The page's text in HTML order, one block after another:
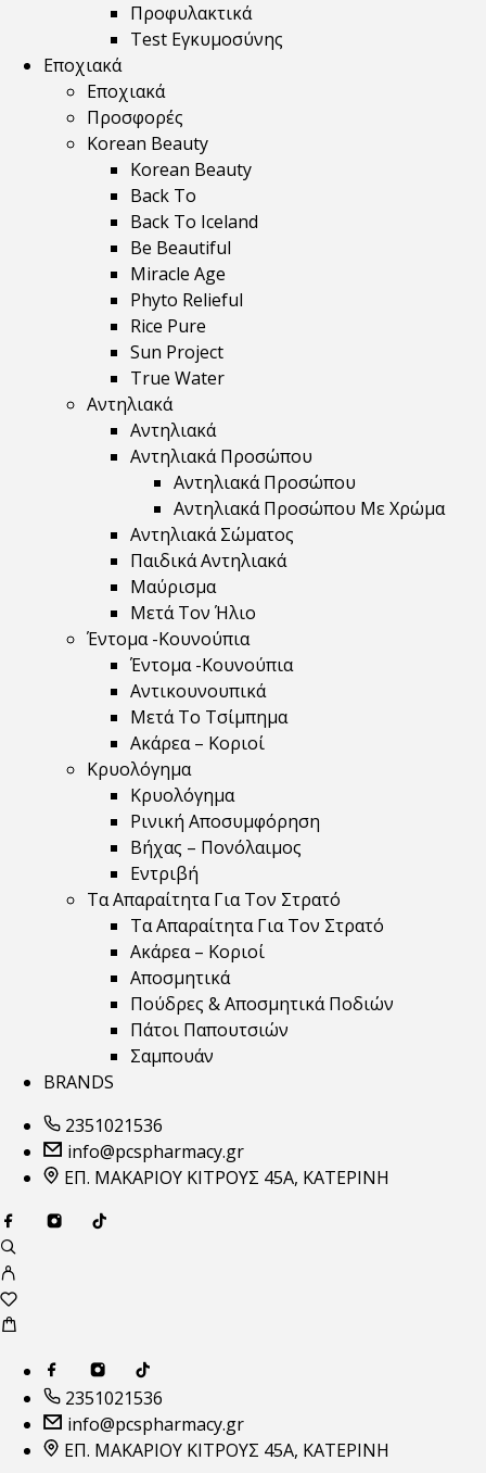
Προφυλακτικά
Test Εγκυμοσύνης
Εποχιακά
Εποχιακά
Προσφορές
Korean Beauty
Korean Beauty
Back To
Back To Iceland
Be Beautiful
Miracle Age
Phyto Relieful
Rice Pure
Sun Project
True Water
Αντηλιακά
Αντηλιακά
Αντηλιακά Προσώπου
Αντηλιακά Προσώπου
Αντηλιακά Προσώπου Με Χρώμα
Αντηλιακά Σώματος
Παιδικά Αντηλιακά
Μαύρισμα
Mετά Τον Ήλιο
Έντομα -Κουνούπια
Έντομα -Κουνούπια
Αντικουνουπικά
Μετά Το Τσίμπημα
Ακάρεα – Κοριοί
Κρυολόγημα
Κρυολόγημα
Ρινική Αποσυμφόρηση
Βήχας – Πονόλαιμος
Εντριβή
Τα Απαραίτητα Για Τον Στρατό
Τα Απαραίτητα Για Τον Στρατό
Ακάρεα – Κοριοί
Αποσμητικά
Πούδρες & Αποσμητικά Ποδιών
Πάτοι Παπουτσιών
Σαμπουάν
BRANDS
2351021536
info@pcspharmacy.gr
ΕΠ. ΜΑΚΑΡΙΟΥ ΚΙΤΡΟΥΣ 45Α, ΚΑΤΕΡΙΝΗ
2351021536
info@pcspharmacy.gr
ΕΠ. ΜΑΚΑΡΙΟΥ ΚΙΤΡΟΥΣ 45Α, ΚΑΤΕΡΙΝΗ